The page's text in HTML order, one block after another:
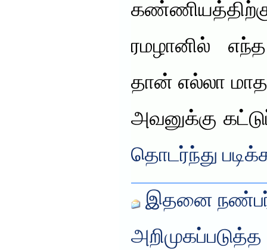
ரமழானில்
தான் எல்லா
அவனுக்கு
தொடர்ந்து
இதனை
அறிமுகப்படுத்த